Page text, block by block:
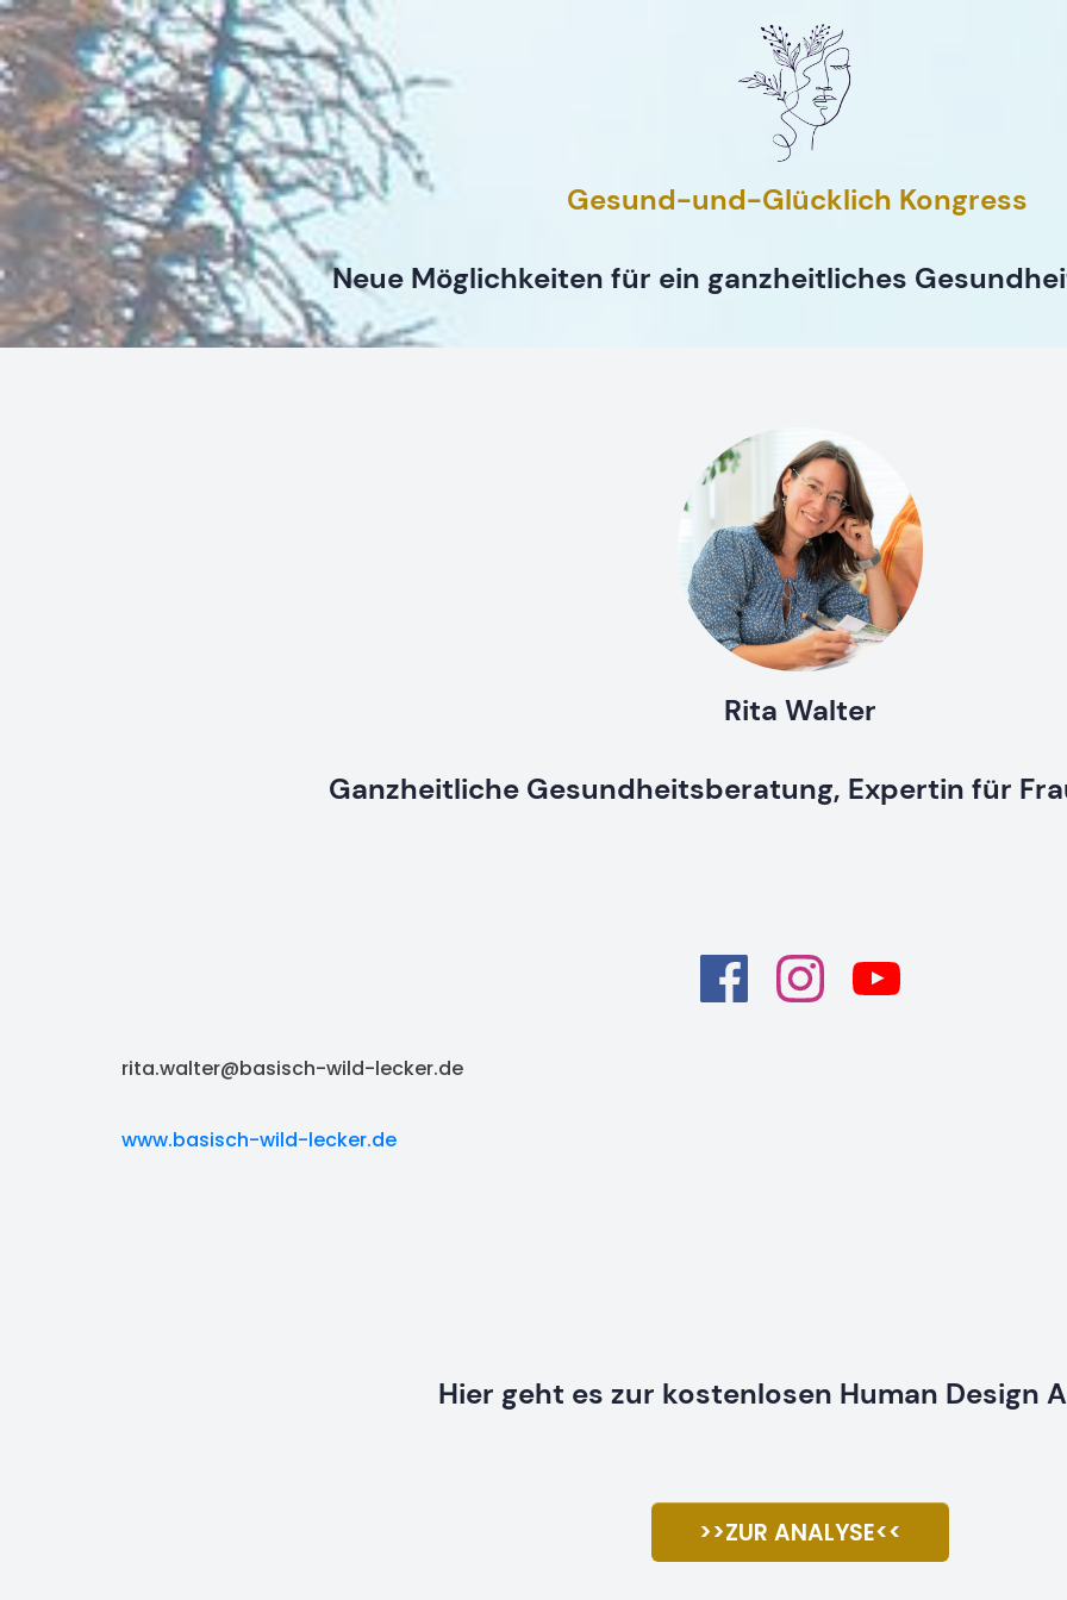
Gesund-und-Glücklich Kongress
Neue Möglichkeiten für ein ganzheitliches
Rita Walter
Ganzheitliche Gesundheitsberatung, Expertin für
rita.walter@basisch-wild-lecker.de
www.basisch-wild-lecker.de
Hier geht es zur kostenlosen Human Design
>>ZUR ANALYSE<<